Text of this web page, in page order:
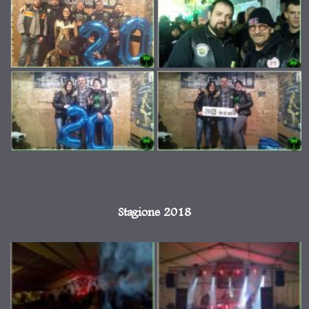
Stagione 2018